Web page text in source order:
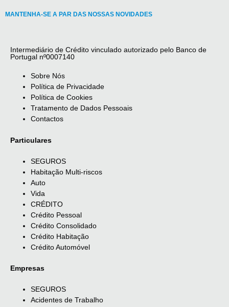
MANTENHA-SE A PAR DAS NOSSAS NOVIDADES
Intermediário de Crédito vinculado autorizado pelo Banco de
Portugal nº0007140
Sobre Nós
Política de Privacidade
Política de Cookies
Tratamento de Dados Pessoais
Contactos
Particulares
SEGUROS
Habitação Multi-riscos
Auto
Vida
CRÉDITO
Crédito Pessoal
Crédito Consolidado
Crédito Habitação
Crédito Automóvel
Empresas
SEGUROS
Acidentes de Trabalho